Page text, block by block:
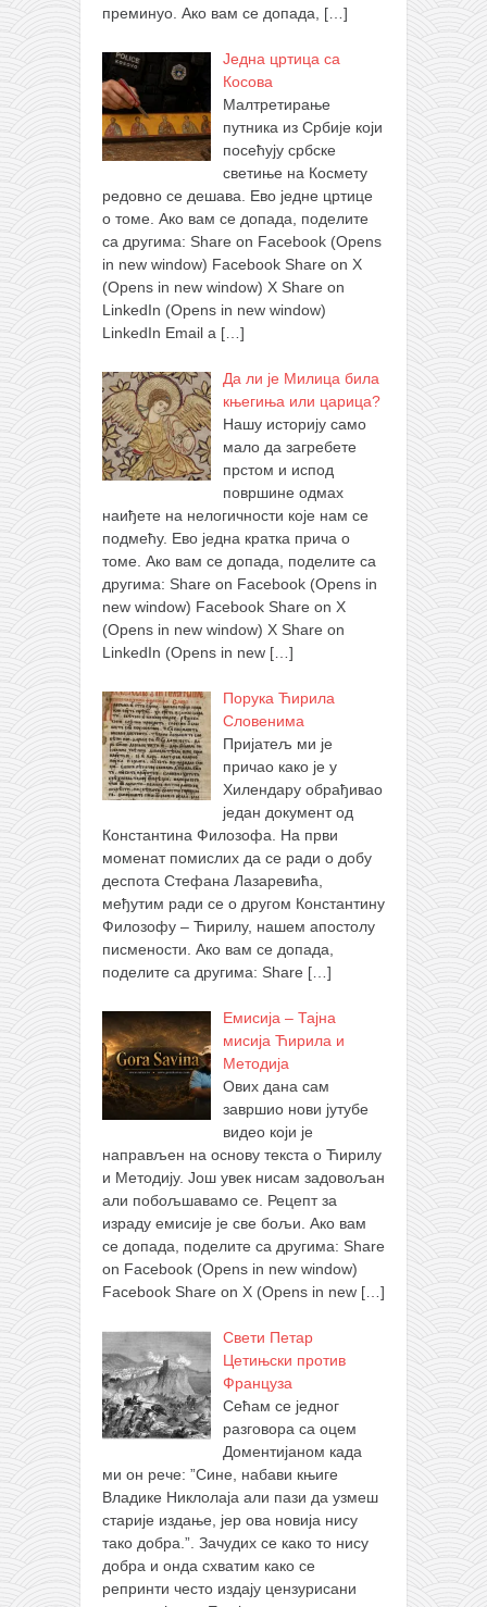
преминуо. Ако вам се допада, […]
Једна цртица са
Косова
Малтретирање
путника из Србије који
посећују србске
светиње на Космету
редовно се дешава. Ево једне цртице
о томе. Ако вам се допада, поделите
са другима: Share on Facebook (Opens
in new window) Facebook Share on X
(Opens in new window) X Share on
LinkedIn (Opens in new window)
LinkedIn Email a […]
Да ли је Милица била
књегиња или царица?
Нашу историју само
мало да загребете
прстом и испод
површине одмах
наиђете на нелогичности које нам се
подмећу. Ево једна кратка прича о
томе. Ако вам се допада, поделите са
другима: Share on Facebook (Opens in
new window) Facebook Share on X
(Opens in new window) X Share on
LinkedIn (Opens in new […]
Порука Ћирила
Словенима
Пријатељ ми је
причао како је у
Хилендару обрађивао
један документ од
Константина Филозофа. На први
моменат помислих да се ради о добу
деспота Стефана Лазаревића,
међутим ради се о другом Константину
Филозофу – Ћирилу, нашем апостолу
писмености. Ако вам се допада,
поделите са другима: Share […]
Емисија – Тајна
мисија Ћирила и
Методија
Ових дана сам
завршио нови јутубе
видео који је
направљен на основу текста о Ћирилу
и Методију. Још увек нисам задовољан
али побољшавамо се. Рецепт за
израду емисије је све бољи. Ако вам
се допада, поделите са другима: Share
on Facebook (Opens in new window)
Facebook Share on X (Opens in new […]
Свети Петар
Цетињски против
Француза
Сећам се једног
разговора са оцем
Доментијаном када
ми он рече: ”Сине, набави књиге
Владике Никлолаја али пази да узмеш
старије издање, јер ова новија нису
тако добра.”. Зачудих се како то нису
добра и онда схватим како се
репринти често издају цензурисани